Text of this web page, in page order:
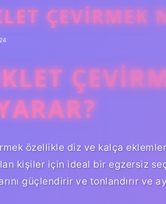
ÇEVIRMEK
özellikle diz ve kalça
kişiler için ideal bir egzersiz
güçlendirir ve tonlandırır ve